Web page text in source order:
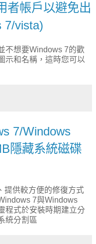
者帳戶以避免出
7/vista)
不想要Windows 7的歡
示和名稱，這時您可以
7/Windows
隱藏系統磁碟
提供較方便的修復方式
7與Windows
程式於安裝時期建立分
統分割區